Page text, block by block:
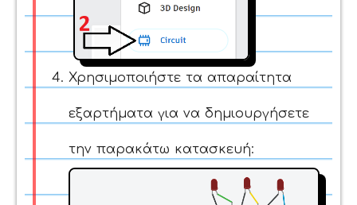
Χρησιμοποιήστε τα απαραίτητα
εξαρτήματα για να δημιουργήσετε
την παρακάτω κατασκευή: